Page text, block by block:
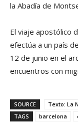
la Abadía de
El viaje apostólico
efectúa a un país
12 de junio en el
encuentros con
SOURCE
Texto: La
TAGS
barcelona